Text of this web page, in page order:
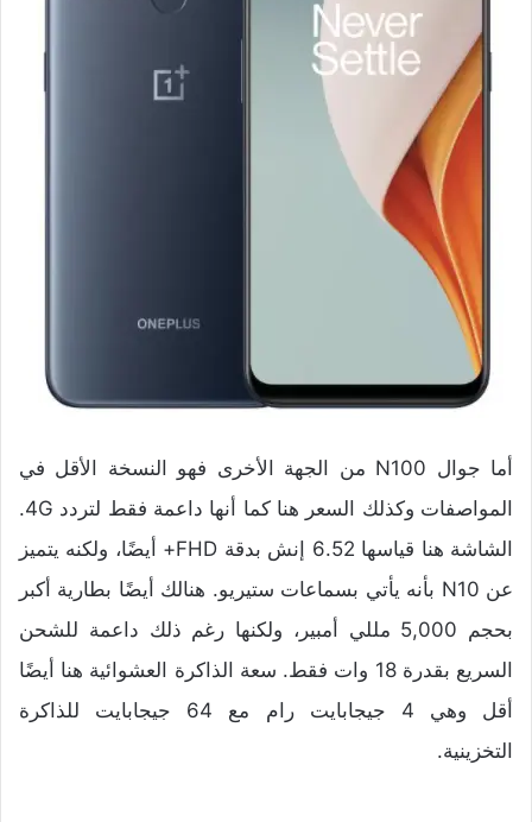
أما جوال N100 من الجهة الأخرى فهو النسخة الأقل في
المواصفات وكذلك السعر هنا كما أنها داعمة فقط لتردد 4G.
الشاشة هنا قياسها 6.52 إنش بدقة FHD+ أيضًا، ولكنه يتميز
عن N10 بأنه يأتي بسماعات ستيريو. هنالك أيضًا بطارية أكبر
بحجم 5,000 مللي أمبير، ولكنها رغم ذلك داعمة للشحن
السريع بقدرة 18 وات فقط. سعة الذاكرة العشوائية هنا أيضًا
أقل وهي 4 جيجابايت رام مع 64 جيجابايت للذاكرة
التخزينية.